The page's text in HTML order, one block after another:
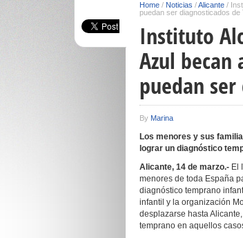
Home / Noticias /Alicante /
puedan ser diagnosticados de
Instituto
Azul becan
puedan ser
By Marina
Los menores y sus
lograr un diagnóstico
Alicante, 14 de marzo.- El
menores de toda España
diagnóstico temprano
infantil y la organización
desplazarse hasta
temprano en aquellos